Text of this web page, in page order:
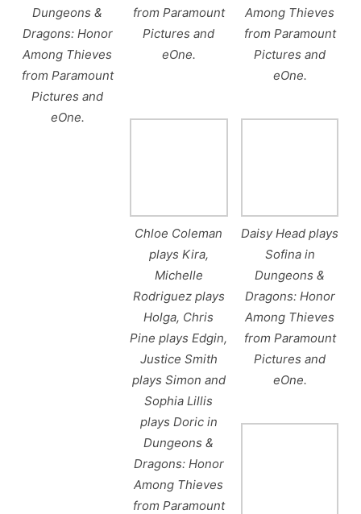
Dungeons &
Dragons: Honor
Among Thieves
from Paramount
Pictures and
eOne.
from Paramount
Pictures and
eOne.
Among Thieves
from Paramount
Pictures and
eOne.
Chloe Coleman
plays Kira,
Michelle
Rodriguez plays
Holga, Chris
Pine plays Edgin,
Justice Smith
plays Simon and
Sophia Lillis
plays Doric in
Dungeons &
Dragons: Honor
Among Thieves
from Paramount
Daisy Head plays
Sofina in
Dungeons &
Dragons: Honor
Among Thieves
from Paramount
Pictures and
eOne.